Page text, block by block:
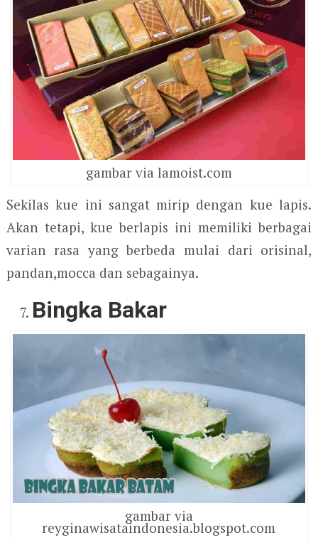
gambar via lamoist.com
Sekilas kue ini sangat mirip dengan kue lapis.
Akan tetapi, kue berlapis ini memiliki berbagai
varian rasa yang berbeda mulai dari orisinal,
pandan,mocca dan sebagainya.
Bingka Bakar
gambar via
reyginawisataindonesia.blogspot.com